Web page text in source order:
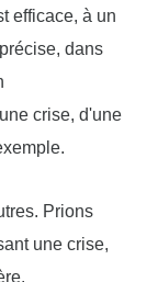
efficace, à un
dans
crise, d'une
Prions
une crise,